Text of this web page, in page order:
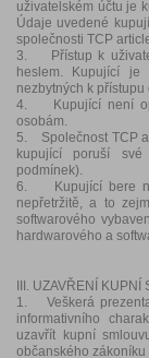
uživatelském účtu je
Údaje uvedené
společnosti TCP
3. Přístup k
heslem. Kupující je
nezbytných k
4. Kupující není
osobám.
5. Společnost TCP
kupující poruší
podmínek).
6. Kupující bere na
nepřetržitě, a to
softwarového
hardwarového a
III. UZAVŘENÍ KUPNÍ
1. Veškerá
informativního
uzavřít kupní
občanského zákoníku